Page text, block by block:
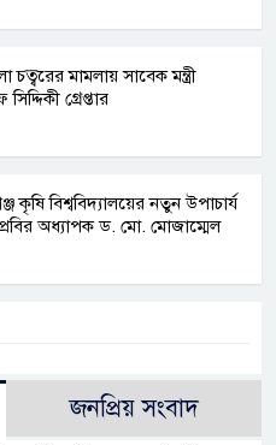
চত্বরের মামলায় সাবেক মন্ত্রী
গ্রেপ্তার
কৃষি বিশ্ববিদ্যালয়ের নতুন উপাচার্য
অধ্যাপক ড. মো. মোজাম্মেল
জনপ্রিয় সংবাদ